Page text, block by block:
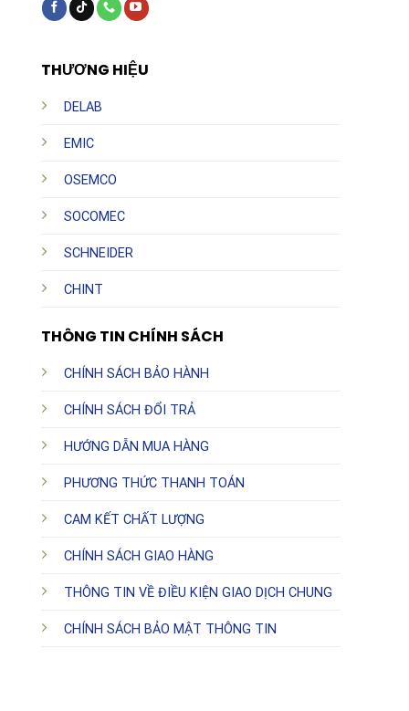
THƯƠNG HIỆU
DELAB
EMIC
OSEMCO
SOCOMEC
SCHNEIDER
CHINT
THÔNG TIN CHÍNH SÁCH
CHÍNH SÁCH BẢO HÀNH
CHÍNH SÁCH ĐỔI TRẢ
HƯỚNG DẪN MUA HÀNG
PHƯƠNG THỨC THANH TOÁN
CAM KẾT CHẤT LƯỢNG
CHÍNH SÁCH GIAO HÀNG
THÔNG TIN VỀ ĐIỀU KIỆN GIAO DỊCH CHUNG
CHÍNH SÁCH BẢO MẬT THÔNG TIN